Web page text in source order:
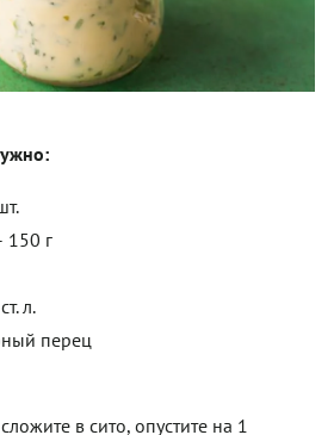
150 г
л.
перец
в сито, опустите на 1